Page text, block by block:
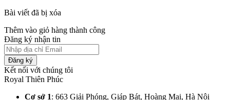
Bài viết đã bị xóa
Thêm vào giỏ hàng thành công
Đăng ký nhận tin
Đăng ký
Kết nối với chúng tôi
Royal Thiên Phúc
Cơ sở 1: 663 Giải Phóng, Giáp Bát, Hoàng Mai, Hà Nội​